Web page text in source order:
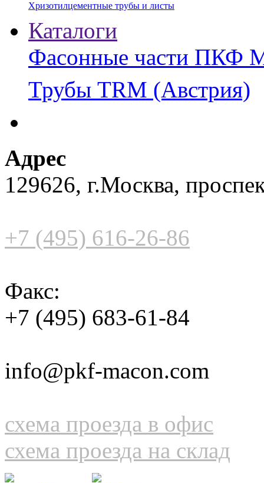
Хризотилцементные трубы и листы
Каталоги
Фасонные части ПКФ
Трубы TRM (Австрия)
Адрес
129626, г.Москва,
+7 (495) 616-26-86
Факс:
+7 (495) 683-61-84
info@pkf-macon.com
схема проезда в офис
схема проезда на склад